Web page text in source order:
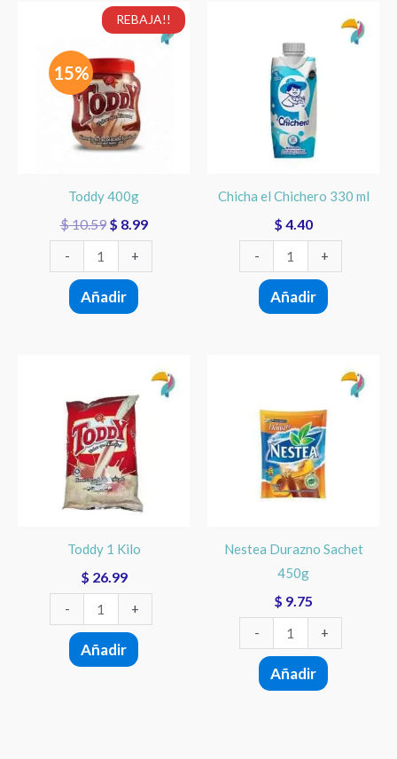
REBAJA!!
15%
Toddy 400g
$10.59
El
precio
era:
$ 10.59.
$ 8.99
El
precio
actual
-
cantidad
+
Añadir
Chicha el Chichero 330 ml
$ 4.40
-
Chichero
cantidad
+
Añadir
Toddy 1 Kilo
$ 26.99
-
Kilo
cantidad
+
Añadir
Nestea Durazno Sachet
450g
$ 9.75
-
Sachet
450g
cantidad
+
Añadir